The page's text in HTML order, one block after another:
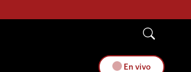
En vivo